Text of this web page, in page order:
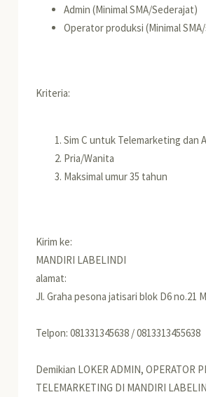
Admin (Minimal SMA/Sederajat)
Operator produksi (Minimal
Kriteria:
Sim C untuk Telemarketing dan
Pria/Wanita
Maksimal umur 35 tahun
Kirim ke:
MANDIRI LABELINDI
alamat:
Jl. Graha pesona jatisari blok D6 no.21
Telpon: 081331345638 / 0813313455638
Demikian LOKER ADMIN, OPERATOR
TELEMARKETING DI MANDIRI